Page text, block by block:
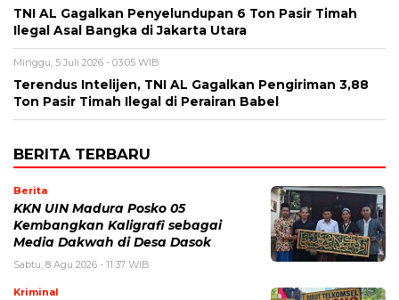
TNI AL Gagalkan Penyelundupan 6 Ton Pasir Timah
Ilegal Asal Bangka di Jakarta Utara
Minggu, 5 Juli 2026 - 03:05 WIB
Terendus Intelijen, TNI AL Gagalkan Pengiriman 3,88
Ton Pasir Timah Ilegal di Perairan Babel
BERITA TERBARU
Berita
KKN UIN Madura Posko 05
Kembangkan Kaligrafi sebagai
Media Dakwah di Desa Dasok
Sabtu, 8 Agu 2026 - 11:37 WIB
Kriminal